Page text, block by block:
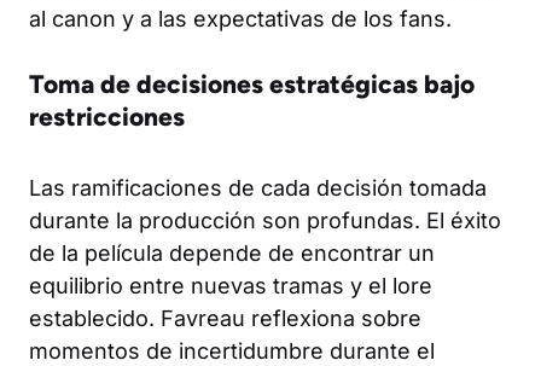
al canon y a las expectativas de los fans.
Toma de decisiones estratégicas bajo
restricciones
Las ramificaciones de cada decisión tomada
durante la producción son profundas. El éxito
de la película depende de encontrar un
equilibrio entre nuevas tramas y el lore
establecido. Favreau reflexiona sobre
momentos de incertidumbre durante el